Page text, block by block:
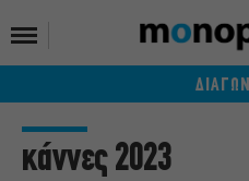
κάννες 2023